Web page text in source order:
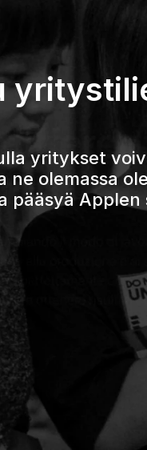
yritykset
olemassa
Applen